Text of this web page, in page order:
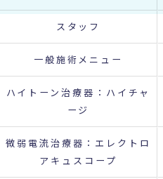
スタッフ
一般施術メニュー
ハイトーン治療器：ハイチャ
ージ
微弱電流治療器：エレクトロ
アキュスコープ